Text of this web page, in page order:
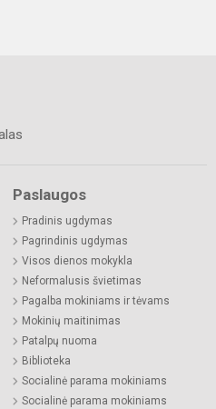
Paslaugos
Pradinis ugdymas
Pagrindinis ugdymas
Visos dienos mokykla
Neformalusis švietimas
Pagalba mokiniams ir tėvams
Mokinių maitinimas
Patalpų nuoma
Biblioteka
Socialinė parama mokiniams
Socialinė parama mokiniams